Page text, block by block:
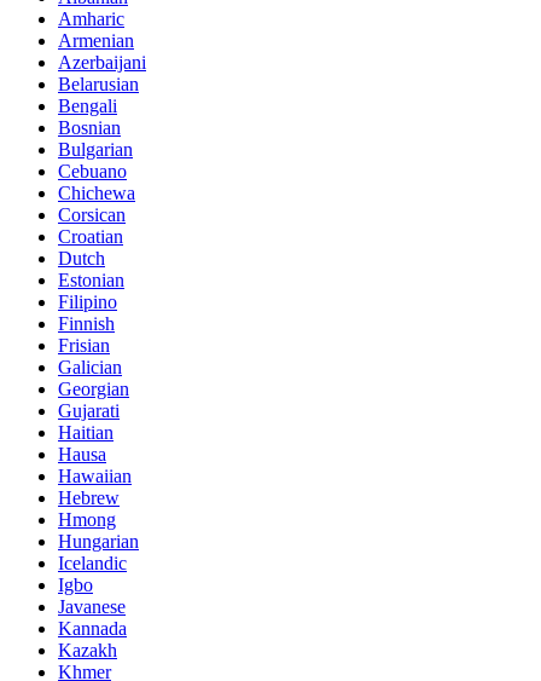
Amharic
Armenian
Azerbaijani
Belarusian
Bengali
Bosnian
Bulgarian
Cebuano
Chichewa
Corsican
Croatian
Dutch
Estonian
Filipino
Finnish
Frisian
Galician
Georgian
Gujarati
Haitian
Hausa
Hawaiian
Hebrew
Hmong
Hungarian
Icelandic
Igbo
Javanese
Kannada
Kazakh
Khmer